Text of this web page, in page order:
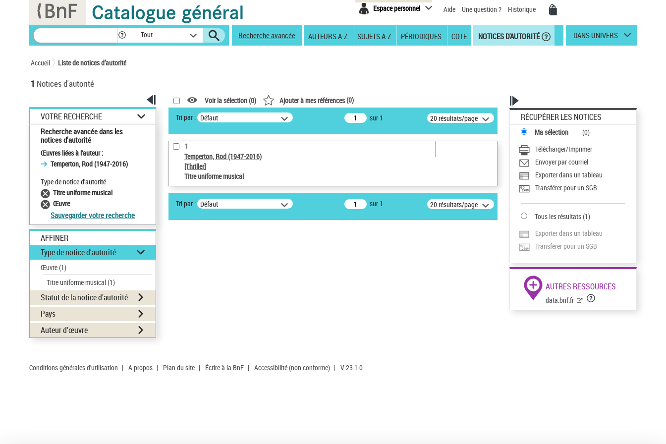
Espace personnel Aide Une question ? Historique
Tout Recherche avancée AUTEURS A-Z SUJETS A-Z PÉRIODIQUES COTE NOTICES D'AUTORITÉ DANS UNIVERS
Accueil Liste de notices d’autorité
1 Notices d'autorité
VOTRE RECHERCHE
Recherche avancée dans les
notices d’autorité
Œuvres liées à l'auteur :
Temperton, Rod (1947-2016)
Type de notice d'autorité
Titre uniforme musical
Œuvre
Sauvegarder votre recherche
AFFINER
Type de notice d'autorité
Œuvre(1)
Titre uniforme musical(1)
Statut de la notice d’autorité
Pays
Auteur d’œuvre
Voir la sélection (0) Ajouter à mes références(0)
Tri par : Défaut sur 1 20 résultats/page
1
Temperton, Rod (1947-2016)
[Thriller]
Titre uniforme musical
Tri par : Défaut sur 1 20 résultats/page
RÉCUPÉRER LES NOTICES
Ma sélection (0)
Télécharger/Imprimer
Envoyer par courriel
Exporter dans un tableau
Transférer pour un SGB
Tous les résultats(1)
Exporter dans un tableau
Transférer pour un SGB
AUTRES RESSOURCES
data.bnf.fr
Conditions générales d'utilisation | A propos | Plan du site | Écrire à la BnF | Accessibilité (non conforme) | V 23.1.0
Panneau de gestion des cookies